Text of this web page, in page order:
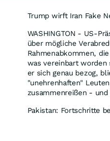
Trump wirft Iran Fake
WASHINGTON - US-
über mögliche
Rahmenabkommen,
was vereinbart worden
er sich genau bezog,
"unehrenhaften"
zusammenreißen -
Pakistan: Fortschritte